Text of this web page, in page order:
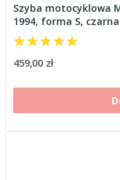
Szyba motocyklowa
1994, forma S, czarna
459,00 zł